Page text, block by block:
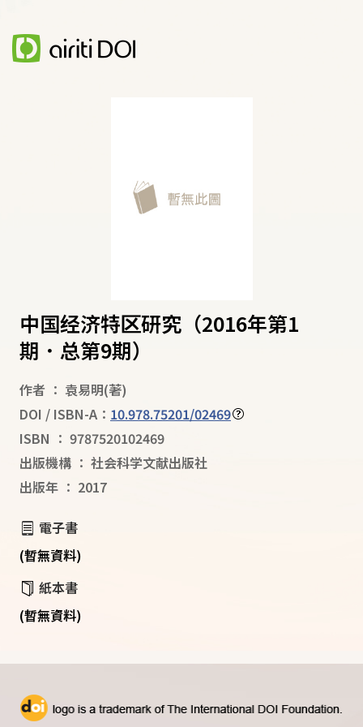
中国经济特区研究（2016年第1
期．总第9期）
作者 ： 袁易明(著)
DOI / ISBN-A： 10.978.75201/02469
ISBN ： 9787520102469
出版機構 ： 社会科学文献出版社
出版年 ： 2017
電子書
(暫無資料)
紙本書
(暫無資料)